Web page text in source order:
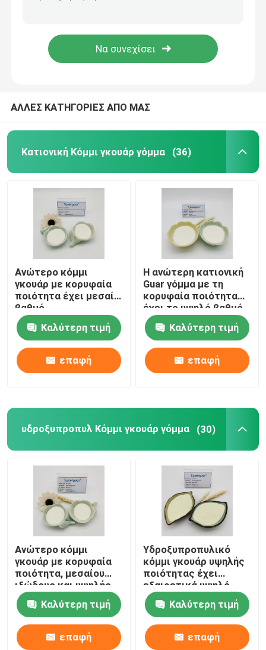
Γόμμα προσωπικής φροντίδας
Κόμμι γκουάρ προσοχή τρίχας
Φροντίδα του στόματος
καρβοξυμεθυλική Κόμμι γκουάρ γόμμα
Πρόσθετες ουσίες κατασκευής χάρτου
Πρόσθετη ουσία χρωμάτων
Κόμμι γκουάρ κόλλα γόμμας
Κόμμι γκουάρ Slime γόμμας
Γόμμα υφαντικής εκτύπωσης
ΑΛΛΕΣ ΚΑΤΗΓΟΡΙΕΣ ΑΠΟ ΜΑΣ
Κατιονική Κόμμι γκουάρ γόμμα (36)
Ανώτερο κόμμι
γκουάρ με κορυφαία
ποιότητα έχει μεσαίο
βαθμό
υποκατάστασης και
υψηλή διαφάνεια για
την περιποίηση των
μαλλιών
Καλύτερη τιμή
επαφή
Η ανώτερη κατιονική
Guar γόμμα με τη
κορυφαία ποιότητα
έχει το υψηλό βαθμό
της αντικατάστασης
και την υψηλή
διαφάνεια για την
προσοχή τρίχας
Καλύτερη τιμή
επαφή
υδροξυπροπυλ Κόμμι γκουάρ γόμμα (30)
Ανώτερο κόμμι
γκουάρ με κορυφαία
ποιότητα, μεσαίου
ιξώδους και υψηλής
διαφάνειας για
προσωπική φροντίδα
Καλύτερη τιμή
επαφή
Υδροξυπροπυλικό
κόμμι γκουάρ υψηλής
ποιότητας έχει
εξαιρετικά υψηλό
ιξώδες και μεσαίο
βαθμό
υποκατάστασης για
προσωπική φροντίδα
Καλύτερη τιμή
επαφή